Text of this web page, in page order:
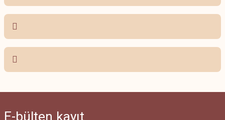
Bu ürünün fiyat bilgisi, resim, ürün açıklamalarında ve diğer konularda
yetersiz gördüğünüz noktaları öneri formunu kullanarak tarafımıza
iletebilirsiniz.
Ürün fiyatı diğer sitelerden daha pahalı.
E-bülten kayıt